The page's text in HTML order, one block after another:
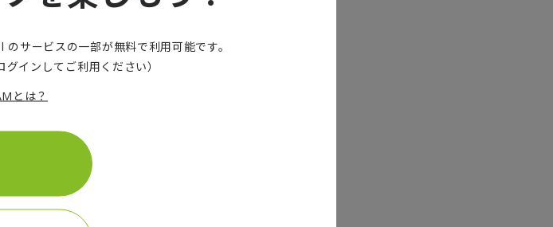
クラブは平均年齢と勝率の中間付近に集中
見られない背景には、複雑な要因が影響し
ることができます。一方で、身体能力の低
れます。身体能力の低下を経験でカバーで
サービスの一部が無料で利用可能です。
グインしてご利用ください）
とは？